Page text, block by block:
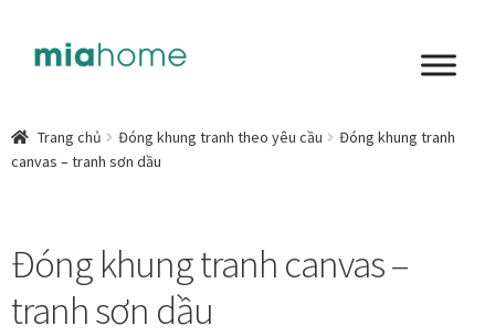
đến
đến
Art in living
Không gian sống
Trang chủ Đóng khung tranh theo yêu cầu
Đóng khung tranh
canvas – tranh sơn dầu
Đóng khung tranh canvas –
tranh sơn dầu